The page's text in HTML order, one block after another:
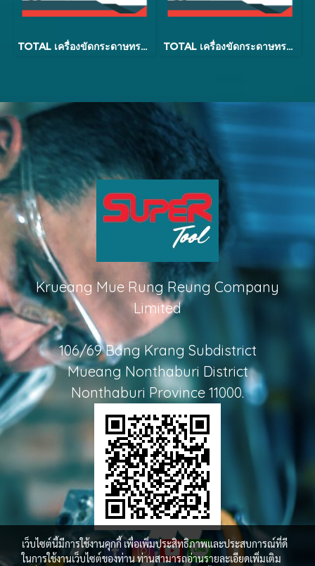
TOTAL เครื่องขัดกระดาษทรายสี่เหลี่ยมแบบสั่น รุ่น TF1301826 TOTAL เครื่องขัดกระดาษทรายแบบสั่น 240w รุ่น TF2231106
Krueang Mue Rung Reung Company
Limited
106/69 Bang Krang Subdistrict
Mueang Nonthaburi District
Nonthaburi Province 11000.
เว็บไซต์นี้มีการใช้งานคุกกี้ เพื่อเพิ่มประสิทธิภาพและประสบการณ์ที่ดี
ในการใช้งานเว็บไซต์ของท่าน ท่านสามารถอ่านรายละเอียดเพิ่มเติม